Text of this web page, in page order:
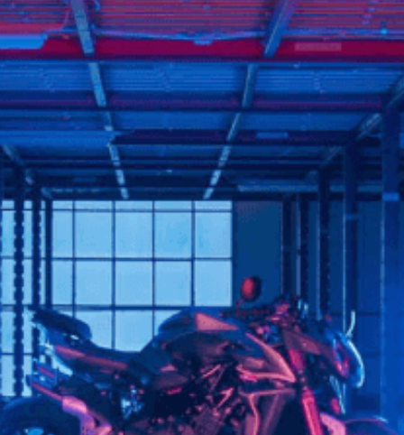
TITANIO COMING SOON
ABOUT
RUSH
SUPERVELOCE ARSHAM
Follow Us
INSTAGRAM
FACEBOOK
YOUTUBE